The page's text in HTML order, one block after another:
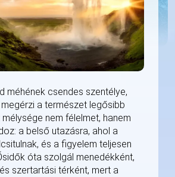
méhének csendes szentélye,
a természet legősibb
nem félelmet, hanem
a belső utazásra, ahol a
és a figyelem teljesen
óta szolgál menedékként,
szertartási térként, mert a